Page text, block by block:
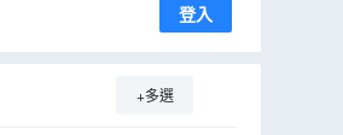
登入
+多選